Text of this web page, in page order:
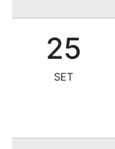
25
SET